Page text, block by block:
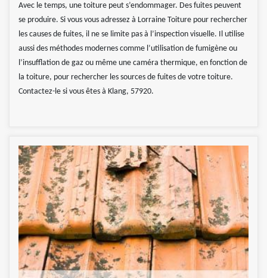
Avec le temps, une toiture peut s’endommager. Des fuites peuvent
se produire. Si vous vous adressez à Lorraine Toiture pour rechercher
les causes de fuites, il ne se limite pas à l’inspection visuelle. Il utilise
aussi des méthodes modernes comme l’utilisation de fumigène ou
l’insufflation de gaz ou même une caméra thermique, en fonction de
la toiture, pour rechercher les sources de fuites de votre toiture.
Contactez-le si vous êtes à Klang, 57920.